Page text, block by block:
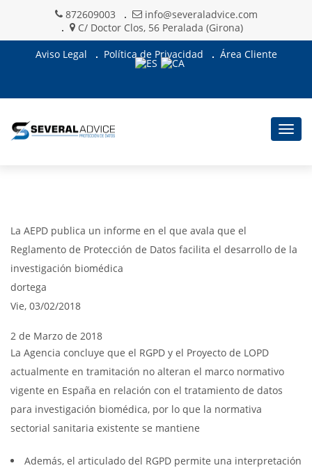
872609003
info@severaladvice.com
C/ Doctor Clos, 56 Peralada (Girona)
Aviso Legal
Política de Privacidad Área Cliente
La AEPD publica un informe en el que avala que el
Reglamento de Protección de Datos facilita el desarrollo de la
investigación biomédica
dortega
Vie, 03/02/2018
2 de Marzo de 2018
La Agencia concluye que el RGPD y el Proyecto de LOPD
actualmente en tramitación no alteran el marco normativo
vigente en España en relación con el tratamiento de datos
para investigación biomédica, por lo que la normativa
sectorial sanitaria existente se mantiene
Además, el articulado del RGPD permite una interpretación